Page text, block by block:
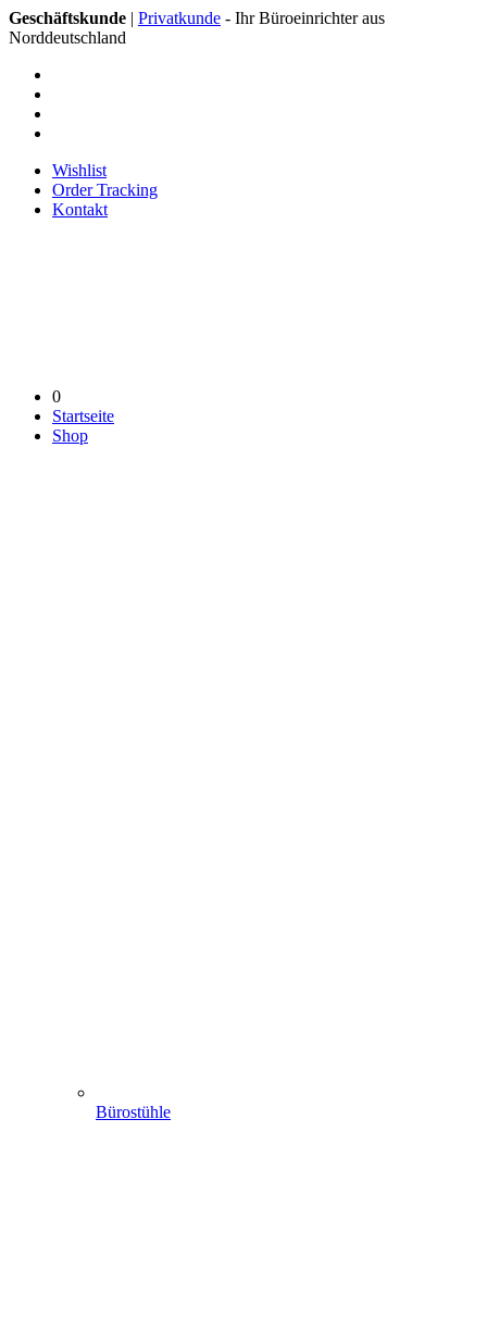
Geschäftskunde | Privatkunde - Ihr Büroeinrichter aus
Norddeutschland
Wishlist
Order Tracking
Kontakt
0
Startseite
Shop
Bürostühle